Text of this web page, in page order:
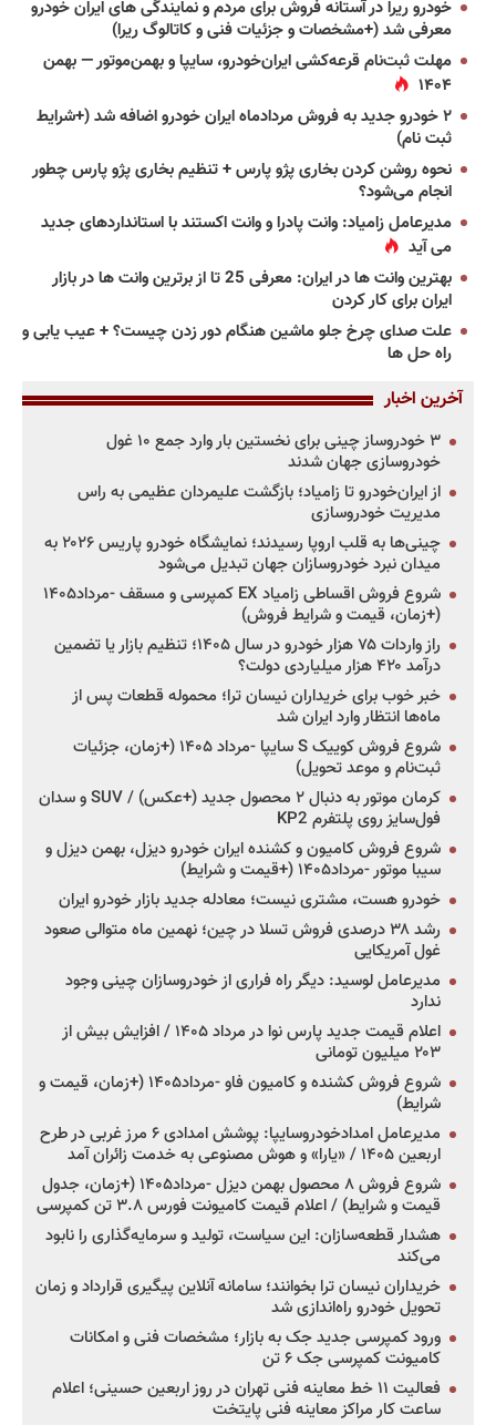
خودرو ریرا در آستانه فروش برای مردم و نمایندگی های ایران خودرو
معرفی شد (+مشخصات و جزئیات فنی و کاتالوگ ریرا)
مهلت ثبت‌نام قرعه‌کشی ایران‌خودرو، سایپا و بهمن‌موتور — بهمن
۱۴۰۴
۲ خودرو جدید به فروش مردادماه ایران خودرو اضافه شد (+شرایط
ثبت نام)
نحوه روشن کردن بخاری پژو پارس + تنظیم بخاری پژو پارس چطور
انجام می‌شود؟
مدیرعامل زامیاد: وانت پادرا و وانت اکستند با استانداردهای جدید
می آید
بهترین وانت ها در ایران: معرفی 25 تا از برترین وانت ها در بازار
ایران برای کار کردن
علت صدای چرخ جلو ماشین هنگام دور زدن چیست؟ + عیب یابی و
راه حل ها
آخرین اخبار
۳ خودروساز چینی برای نخستین بار وارد جمع ۱۰ غول
خودروسازی جهان شدند
از ایران‌خودرو تا زامیاد؛ بازگشت علیمردان عظیمی به راس
مدیریت خودروسازی
چینی‌ها به قلب اروپا رسیدند؛ نمایشگاه خودرو پاریس ۲۰۲۶ به
میدان نبرد خودروسازان جهان تبدیل می‌شود
شروع فروش اقساطی زامیاد EX کمپرسی و مسقف -مرداد۱۴۰۵
(+زمان، قیمت و شرایط فروش)
راز واردات ۷۵ هزار خودرو در سال ۱۴۰۵؛ تنظیم بازار یا تضمین
درآمد ۴۲۰ هزار میلیاردی دولت؟
خبر خوب برای خریداران نیسان ترا؛ محموله قطعات پس از
ماه‌ها انتظار وارد ایران شد
شروع فروش کوییک S سایپا -مرداد ۱۴۰۵ (+زمان، جزئیات
ثبت‌نام و موعد تحویل)
کرمان موتور به دنبال ۲ محصول جدید (+عکس) / SUV و سدان
فول‌سایز روی پلتفرم KP2
شروع فروش کامیون و کشنده ایران خودرو دیزل، بهمن دیزل و
سیبا موتور -مرداد۱۴۰۵ (+قیمت و شرایط)
خودرو هست، مشتری نیست؛ معادله جدید بازار خودرو ایران
رشد ۳۸ درصدی فروش تسلا در چین؛ نهمین ماه متوالی صعود
غول آمریکایی
مدیرعامل لوسید: دیگر راه فراری از خودروسازان چینی وجود
ندارد
اعلام قیمت جدید پارس نوا در مرداد ۱۴۰۵ / افزایش بیش از
۲۰۳ میلیون تومانی
شروع فروش کشنده و کامیون فاو -مرداد۱۴۰۵ (+زمان، قیمت و
شرایط)
مدیرعامل امدادخودروسایپا: پوشش امدادی ۶ مرز غربی در طرح
اربعین ۱۴۰۵ / «یارا» و هوش مصنوعی به خدمت زائران آمد
شروع فروش ۸ محصول بهمن دیزل -مرداد۱۴۰۵ (+زمان، جدول
قیمت و شرایط) / اعلام قیمت کامیونت فورس ۳.۸ تن کمپرسی
هشدار قطعه‌سازان: این سیاست، تولید و سرمایه‌گذاری را نابود
می‌کند
خریداران نیسان ترا بخوانند؛ سامانه آنلاین پیگیری قرارداد و زمان
تحویل خودرو راه‌اندازی شد
ورود کمپرسی جدید جک به بازار؛ مشخصات فنی و امکانات
کامیونت کمپرسی جک ۶ تن
فعالیت ۱۱ خط معاینه فنی تهران در روز اربعین حسینی؛ اعلام
ساعت کار مراکز معاینه فنی پایتخت